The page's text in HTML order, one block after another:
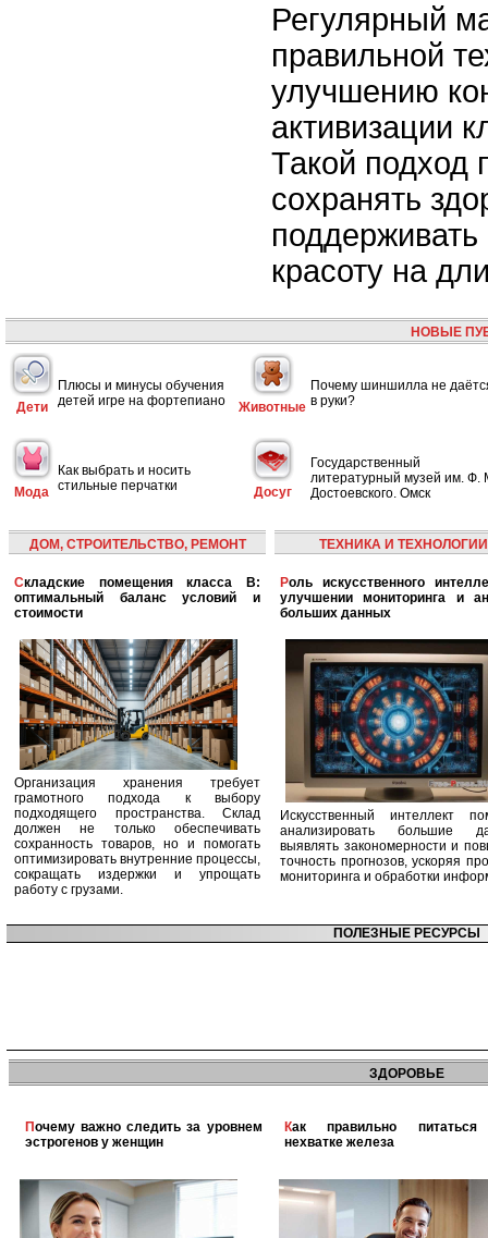
Регулярный
правильной
улучшению
активизации
Такой подход
сохранять
красоту на
НОВЫЕ
Дети
Плюсы и минусы обучения
детей игре на фортепиано
Животные
Почему шиншилла не
в руки?
Мода
Как выбрать и носить
стильные перчатки
Досуг
Государственный
литературный музей им. Ф.
Достоевского. Омск
ДОМ, СТРОИТЕЛЬСТВО, РЕМОНТ
Складские помещения класса B:
оптимальный баланс условий и
стоимости
Организация хранения требует
грамотного подхода к выбору
подходящего пространства. Склад
должен не только обеспечивать
сохранность товаров, но и помогать
оптимизировать внутренние процессы,
сокращать издержки и упрощать
работу с грузами.
ТЕХНИКА И ТЕХНОЛОГИИ
Роль искусственного интеллекта в
улучшении мониторинга и
больших данных
Искусственный интеллект
анализировать большие
выявлять закономерности и
точность прогнозов, ускоряя
мониторинга и обработки
ПОЛЕЗНЫЕ РЕСУРСЫ
ЗДОРОВЬЕ
Почему важно следить за уровнем
эстрогенов у женщин
Как правильно питаться при
нехватке железа